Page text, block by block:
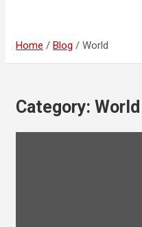
Home Blog World
Category: World